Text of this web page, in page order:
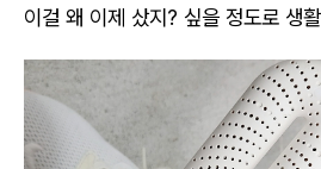
이걸 왜 이제 샀지? 싶을 정도로 생